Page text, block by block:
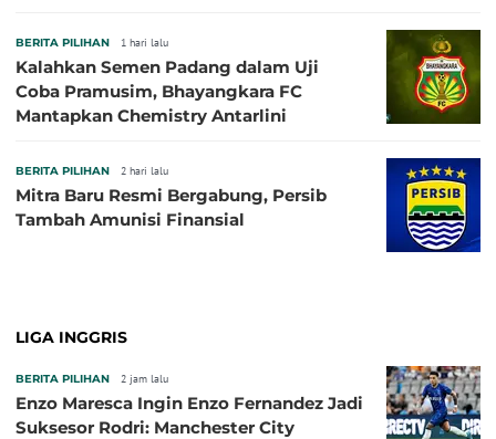
BERITA PILIHAN 1 hari lalu
Kalahkan Semen Padang dalam Uji
Coba Pramusim, Bhayangkara FC
Mantapkan Chemistry Antarlini
BERITA PILIHAN 2 hari lalu
Mitra Baru Resmi Bergabung, Persib
Tambah Amunisi Finansial
LIGA INGGRIS
BERITA PILIHAN 2 jam lalu
Enzo Maresca Ingin Enzo Fernandez Jadi
Suksesor Rodri: Manchester City